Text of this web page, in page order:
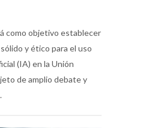
como objetivo establecer
y ético para el uso
(IA) en la Unión
de amplio debate y